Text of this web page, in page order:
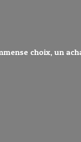
choix, un